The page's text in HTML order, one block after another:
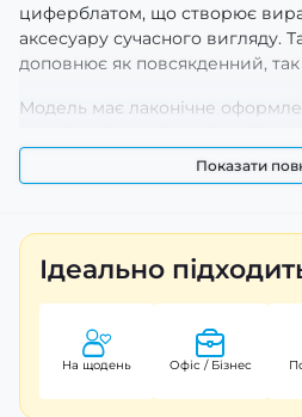
циферблатом, що створює
аксесуару сучасного вигляду.
доповнює як повсякденний, так
Модель має лаконічне
забезпечує чітке відображення
індикатори додають
плавними формами виглядає
підкреслює витонченість моделі.
Металевий браслет
комфорт під час щоденного
гарантують довговічність і
Завдяки продуманій
сидить на зап’ясті та
Показати
Ідеально
На щодень Офіс / Бізнес